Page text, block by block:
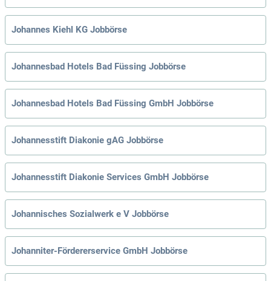
Johannes Kiehl KG Jobbörse
Johannesbad Hotels Bad Füssing Jobbörse
Johannesbad Hotels Bad Füssing GmbH Jobbörse
Johannesstift Diakonie gAG Jobbörse
Johannesstift Diakonie Services GmbH Jobbörse
Johannisches Sozialwerk e V Jobbörse
Johanniter-Fördererservice GmbH Jobbörse